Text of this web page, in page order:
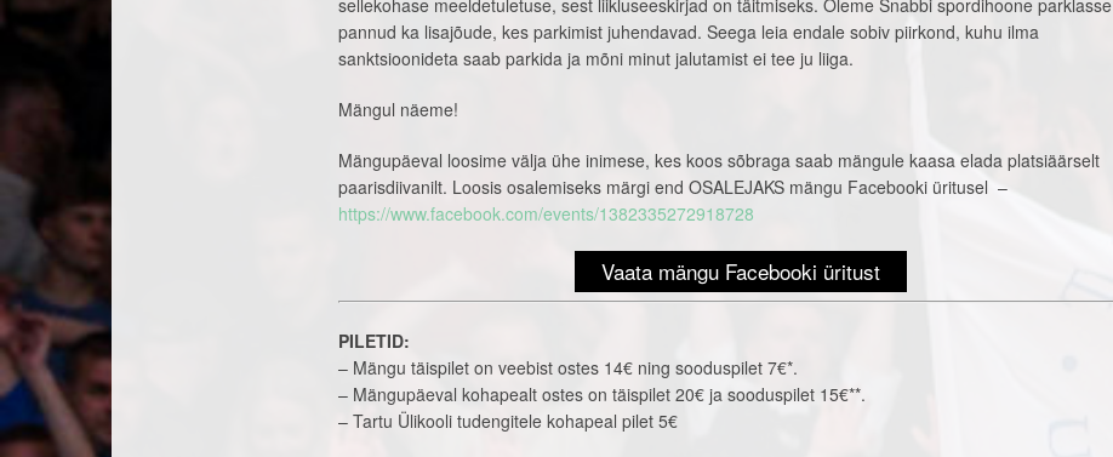
pannud ka lisajõude, kes parkimist juhendavad. Seega leia endale sobiv piirkond, kuhu ilma
sanktsioonideta saab parkida ja mõni minut jalutamist ei tee ju liiga.
Mängul näeme!
Mängupäeval loosime välja ühe inimese, kes koos sõbraga saab mängule kaasa elada platsiäärselt
paarisdiivanilt. Loosis osalemiseks märgi end OSALEJAKS mängu Facebooki üritusel –
https://www.facebook.com/events/1382335272918728
Vaata mängu Facebooki üritust
PILETID:
– Mängu täispilet on veebist ostes 14€ ning sooduspilet 7€*.
– Mängupäeval kohapealt ostes on täispilet 20€ ja sooduspilet 15€**.
– Tartu Ülikooli tudengitele kohapeal pilet 5€